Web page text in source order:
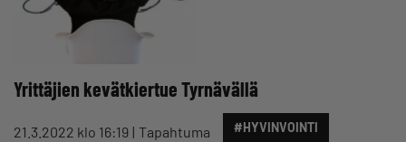
Yrittäjien kevätkiertue Tyrnävällä
21.3.2022 klo 16:19 Tapahtuma #HYVINVOINTI